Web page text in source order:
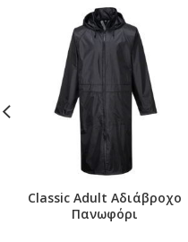
Classic Adult Αδιάβροχο
Πανωφόρι